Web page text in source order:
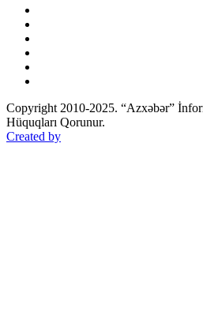
Copyright 2010-2025. “Azxəbər”
Hüquqları Qorunur.
Created by